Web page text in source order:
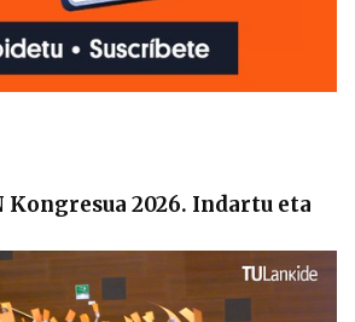
Kongresua 2026. Indartu eta